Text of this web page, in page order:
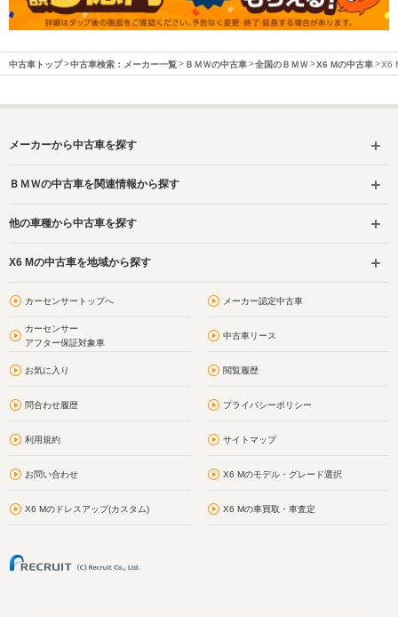
中古車トップ 中古車検索：メーカー一覧 ＢＭＷの中古車 全国のＢＭＷ X6 Mの中古車 X6
メーカーから中古車を探す
ＢＭＷの中古車を関連情報から探す
他の車種から中古車を探す
X6 Mの中古車を地域から探す
カーセンサートップへ メーカー認定中古車
カーセンサー
アフター保証対象車
中古車リース
お気に入り 閲覧履歴
問合わせ履歴 プライバシーポリシー
利用規約 サイトマップ
お問い合わせ X6 Mのモデル・グレード選択
X6 Mのドレスアップ(カスタム) X6 Mの車買取・車査定